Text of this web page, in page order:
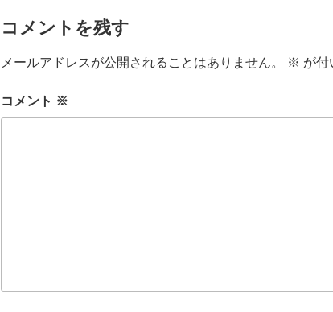
コメントを残す
メールアドレスが公開されることはありません。 ※ が付
コメント ※